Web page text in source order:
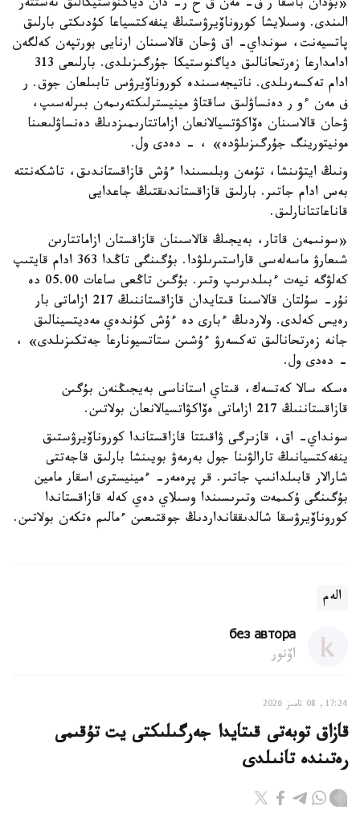
«بۇدان باسقا ر ف- مەن ق ح ر- دان دياگنوستيكالىق تەستتەر
الىندى. وسىلايشا كوروناۆيرۋستىڭ ينفەكتسياعا كۇدىكتى بارلىق
پاتسيەنت، سونداي- اق ۋحان قالاسىنان ارنايى بورتپەن كەلگەن
ادامدارعا زەرتحانالىق دياگنوستيكا جۇرگىزىلدى. بارلىعى 313
ادام تەكسەرىلدى. ناتيجەسىندە كوروناۆيرۋس تابىلعان جوق. ر
ف مەن ءو ر دەنساۋلىق ساقتاۋ مينيسترلىكتەرىمەن بىرلەسىپ،
ۋحان قالاسىنان ەۆاكۋتسيالانعان ازاماتتارىمىزدىڭ دەنساۋلىعىنا
مونيتورينگ جۇرگىزىلۋدە» ، - دەدى ول.
ونىڭ ايتۋىنشا، تۇمەن وبلىسىندا ءۇش قازاقستاندىق، تاشكەنتتە
بەس ادام جاتىر. بارلىق قازاقستاندىقتىڭ جاعدايى
قاناعاتتانارلىق.
«سونىمەن قاتار، بەيجىڭ قالاسىنان قازاقستان ازاماتتارىن
شىعارۋ ماسەلەسى قاراستىرىلۋدا. بۇگىنگى تاڭدا 363 ادام قايتىپ
كەلۋگە نيەت ءبىلدىرىپ وتىر. بۇگىن تاڭعى ساعات 05.00 دە
نۇر- سۇلتان قالاسىنا قىتايدان قازاقستاننىڭ 217 ازاماتى بار
رەيس كەلدى. ولاردىڭ ءبارى دە ءۇش كۇندەي مەديتسينالىق
جانە زەرتحانالىق تەكسەرۋ ءۇشىن ستاتسيونارعا جەتكىزىلدى» ،
- دەدى ول.
ەسكە سالا كەتسەك، قىتاي استاناسى بەيجىڭنەن بۇگىن
قازاقستاننىڭ 217 ازاماتى ەۆاكۋاتسيالانعان بولاتىن.
سونداي- اق، قازىرگى ۋاقىتتا قازاقستاندا كوروناۆيرۋستىق
ينفەكتسيانىڭ تارالۋىنا جول بەرمەۋ بويىنشا بارلىق قاجەتتى
شارالار قابىلدانىپ جاتىر. قر پرەمەر- ءمينيسترى اسقار مامين
بۇگىنگى ۇكىمەت وتىرىسىندا وسىلاي دەي كەلە قازاقستاندا
كوروناۆيرۋسقا شالدىققانداردىڭ جوقتىعىن ءمالىم ەتكەن بولاتىن.
الەم
без автора
اۆتور
17:24, 08 تامىز 2026
قازاق توبەتى قىتايدا جەرگىلىكتى يت تۇقىمى
رەتىندە تانىلدى